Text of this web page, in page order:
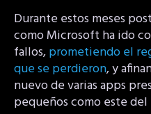
Durante estos meses
como Microsoft ha ido
fallos,prometiendo el
que se perdieron, y
nuevo de varias apps
pequeños como este